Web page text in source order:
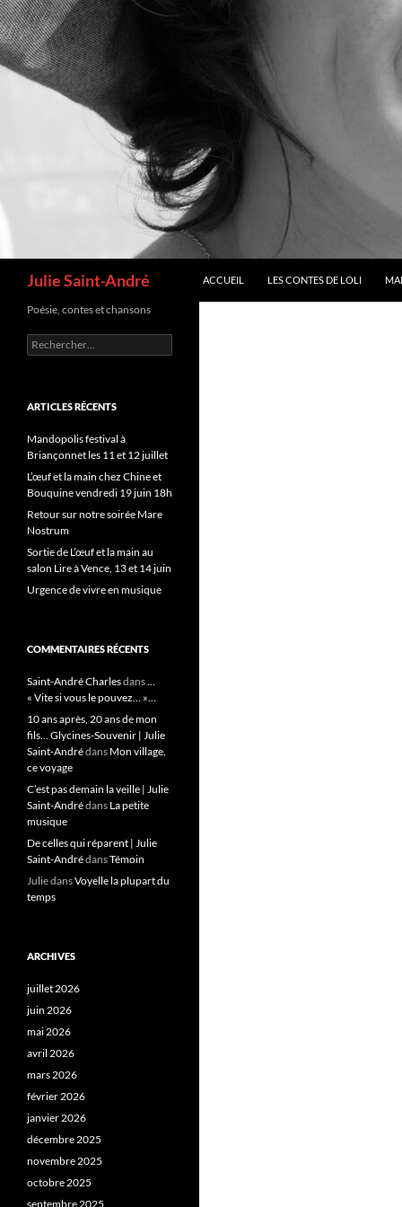
Julie Saint-André ACCUEIL LES CONTES DE LOLI
Poésie, contes et chansons
Rechercher :
ARTICLES RÉCENTS
Mandopolis festival à
Briançonnet les 11 et 12 juillet
L’œuf et la main chez Chine et
Bouquine vendredi 19 juin 18h
Retour sur notre soirée Mare
Nostrum
Sortie de L’œuf et la main au
salon Lire à Vence, 13 et 14 juin
Urgence de vivre en musique
COMMENTAIRES RÉCENTS
Saint-André Charlesdans…
« Vite si vous le pouvez… »…
10 ans après, 20 ans de mon
fils… Glycines-Souvenir | Julie
Saint-Andrédans Mon village,
ce voyage
C’est pas demain la veille | Julie
Saint-Andrédans La petite
musique
De celles qui réparent | Julie
Saint-AndrédansTémoin
JuliedansVoyelle la plupart du
temps
ARCHIVES
juillet 2026
juin 2026
mai 2026
avril 2026
mars 2026
février 2026
janvier 2026
décembre 2025
novembre 2025
octobre 2025
septembre 2025